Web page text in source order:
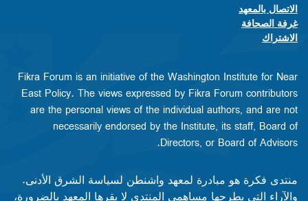
Footer contact links
الاتصال بالمعهد
غرفة الصحافة
الاشتراك
Fikra Forum is an initiative of the Washington Institute for Near
East Policy. The views expressed by Fikra Forum contributors
are the personal views of the individual authors, and are not
necessarily endorsed by the Institute, its staff, Board of
Directors, or Board of Advisors.​​
منتدى فكرة هو مبادرة لمعهد واشنطن لسياسة الشرق الأدنى.
والآراء التي يطرحها مساهمي المنتدى لا يقرها المعهد بالضرورة،